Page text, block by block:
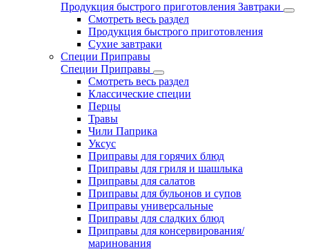
Продукция быстрого приготовления Завтраки
Смотреть весь раздел
Продукция быстрого приготовления
Сухие завтраки
Специи Приправы
Специи Приправы
Смотреть весь раздел
Классические специи
Перцы
Травы
Чили Паприка
Уксус
Приправы для горячих блюд
Приправы для гриля и шашлыка
Приправы для салатов
Приправы для бульонов и супов
Приправы универсальные
Приправы для сладких блюд
Приправы для консервирования/
маринования